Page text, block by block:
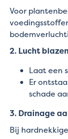
Voor
2. Lucht
Laat een
Er
schade
3. Drainage
Bij